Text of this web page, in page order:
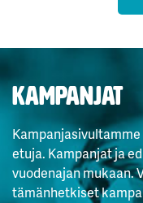
Kampanjat
etuja. Kampanjat ja
vuodenajan mukaan.
tämänhetkiset